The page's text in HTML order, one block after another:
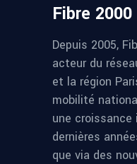
Fibre 2000
Depuis 2005,
acteur du
et la région
mobilité
une
dernières
que via des